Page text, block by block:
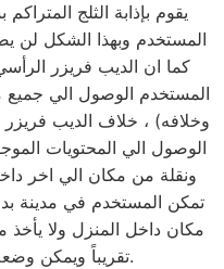
يقوم بإذابة الثلج
المستخدم وبهذا الشكل لن
كما ان الديب فريزر
المستخدم الوصول الي جميع
وخلافه) ، خلاف الديب
الوصول الي المحتويات
ونقلة من مكان الي اخر
تمكن المستخدم في مدينة
مكان داخل المنزل ولا
تقريباً ويمكن وضعه بجانبها لتوفير المساحة.